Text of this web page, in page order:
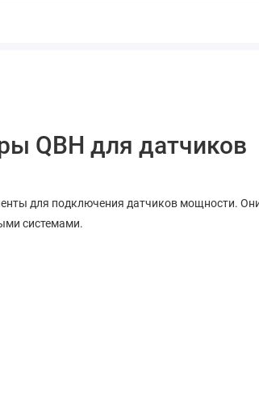
QBH для датчиков
для подключения датчиков мощности.
системами.